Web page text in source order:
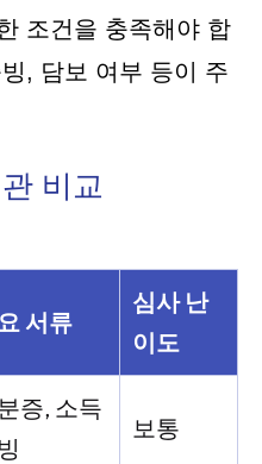
조건을 충족해야 합
, 담보 여부 등이 주
비교
서류
심사 난
이도
증, 소득
보통